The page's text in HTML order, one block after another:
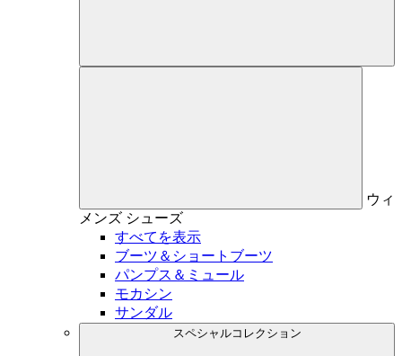
ウィ
メンズ シューズ
すべてを表示
ブーツ＆ショートブーツ
パンプス＆ミュール
モカシン
サンダル
スペシャルコレクション